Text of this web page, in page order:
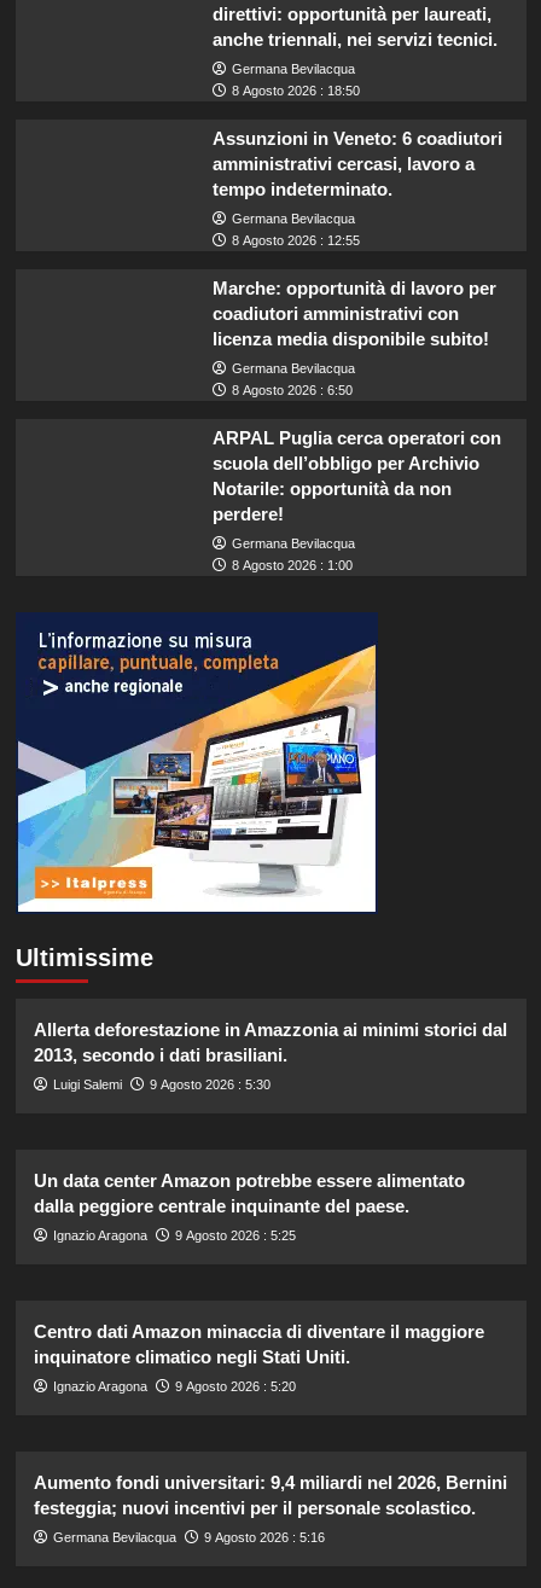
direttivi: opportunità per laureati,
anche triennali, nei servizi tecnici.
Germana Bevilacqua
8 Agosto 2026 : 18:50
Assunzioni in Veneto: 6 coadiutori
amministrativi cercasi, lavoro a
tempo indeterminato.
Germana Bevilacqua
8 Agosto 2026 : 12:55
Marche: opportunità di lavoro per
coadiutori amministrativi con
licenza media disponibile subito!
Germana Bevilacqua
8 Agosto 2026 : 6:50
ARPAL Puglia cerca operatori con
scuola dell’obbligo per Archivio
Notarile: opportunità da non
perdere!
Germana Bevilacqua
8 Agosto 2026 : 1:00
Ultimissime
Allerta deforestazione in Amazzonia ai minimi storici dal
2013, secondo i dati brasiliani.
Luigi Salemi 9 Agosto 2026 : 5:30
Un data center Amazon potrebbe essere alimentato
dalla peggiore centrale inquinante del paese.
Ignazio Aragona 9 Agosto 2026 : 5:25
Centro dati Amazon minaccia di diventare il maggiore
inquinatore climatico negli Stati Uniti.
Ignazio Aragona 9 Agosto 2026 : 5:20
Aumento fondi universitari: 9,4 miliardi nel 2026, Bernini
festeggia; nuovi incentivi per il personale scolastico.
Germana Bevilacqua 9 Agosto 2026 : 5:16